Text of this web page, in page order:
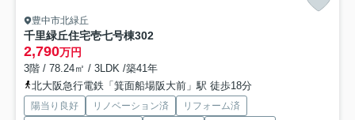
豊中市北緑丘
千里緑丘住宅壱七号棟302
2,790万円
3階 / 78.24㎡ / 3LDK /築41年
北大阪急行電鉄「箕面船場阪大前」駅 徒歩18分
陽当り良好 リノベーション済
リフォーム済